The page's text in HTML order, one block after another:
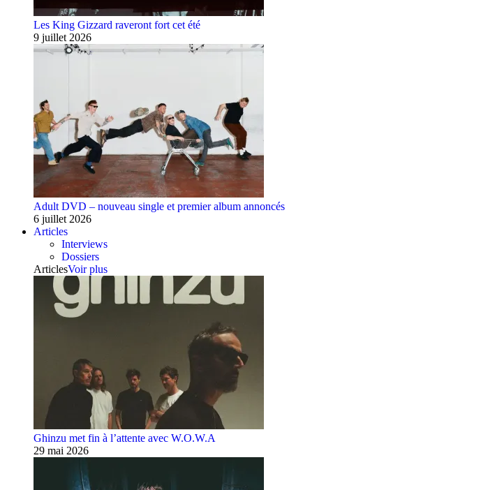
Les King Gizzard raveront fort cet été
9 juillet 2026
Adult DVD – nouveau single et premier album annoncés
6 juillet 2026
Articles
Interviews
Dossiers
ArticlesVoir plus
Ghinzu met fin à l’attente avec W.O.W.A
29 mai 2026